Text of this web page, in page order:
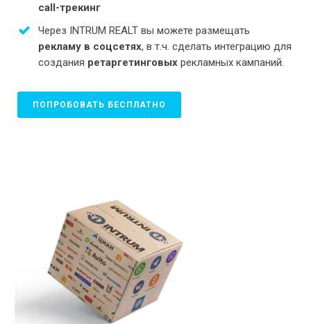
call-трекинг
Через INTRUM REALT вы можете размещать
рекламу в соцсетях, в т.ч. сделать интеграцию для
создания ретаргетинговых рекламных кампаний.
ПОПРОБОВАТЬ БЕСПЛАТНО